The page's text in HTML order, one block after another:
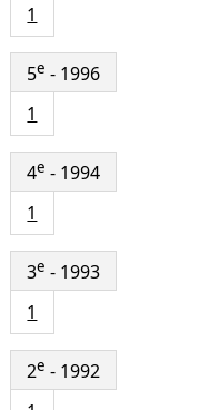
1
5e - 1996
1
4e - 1994
1
3e - 1993
1
2e - 1992